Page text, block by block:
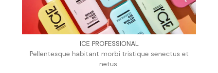
ICE PROFESSIONAL
Pellentesque habitant morbi tristique senectus et
netus.